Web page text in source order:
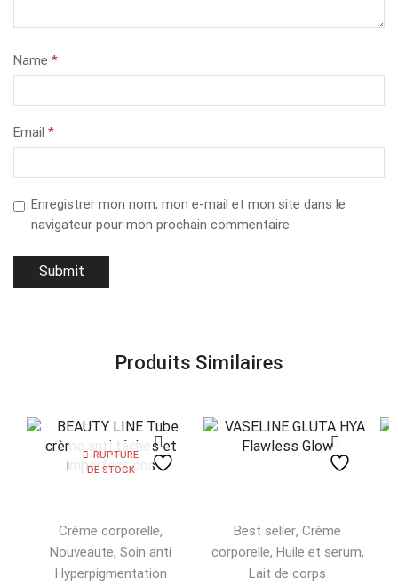
Name *
Email *
Enregistrer mon nom, mon e-mail et mon site dans le
navigateur pour mon prochain commentaire.
Produits Similaires
RUPTURE
DE STOCK
Crème corporelle,
Nouveaute, Soin anti
Hyperpigmentation
Best seller, Crème
corporelle, Huile et serum,
Lait de corps